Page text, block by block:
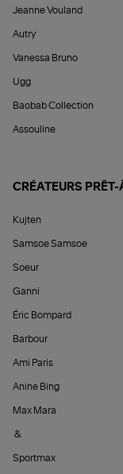
Jeanne Vouland
Autry
Vanessa Bruno
Ugg
Baobab Collection
Assouline
CRÉATEURS
Kujten
Samsoe Samsoe
Soeur
Ganni
Éric Bompard
Barbour
Ami Paris
Anine Bing
Max Mara
&
Sportmax